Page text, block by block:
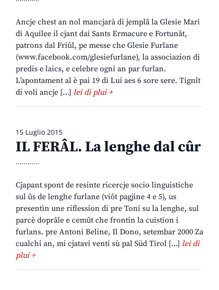
Ancje chest an nol mancjarà di jemplâ la Glesie Mari
di Aquilee il cjant dai Sants Ermacure e Fortunât,
patrons dal Friûl, pe messe che Glesie Furlane
(www.facebook.com/glesiefurlane), la associazion di
predis e laics, e celebre ogni an par furlan.
L’apontament al è pai 19 di Lui aes 6 sore sere. Tignît
di voli ancje […] lei di plui +
15 Luglio 2015
IL FERÂL. La lenghe dal cûr
............
Cjapant spont de resinte ricercje socio linguistiche
sul ûs de lenghe furlane (viôt pagjine 4 e 5), us
presentìn une riflession di pre Toni su la lenghe, sul
parcè doprâle e cemût che frontin la cuistion i
furlans. pre Antoni Beline, Il Dono, setembar 2000 Za
cualchi an, mi cjatavi venti sù pal Süd Tirol […] lei di
plui +